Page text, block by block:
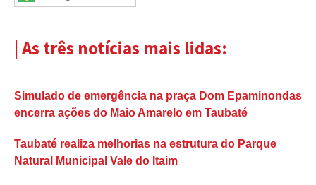
| As três notícias mais lidas:
Simulado de emergência na praça Dom Epaminondas
encerra ações do Maio Amarelo em Taubaté
Taubaté realiza melhorias na estrutura do Parque
Natural Municipal Vale do Itaim